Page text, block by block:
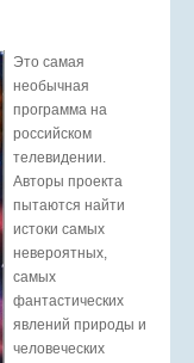
Это самая
необычная
программа на
российском
телевидении.
Авторы проекта
пытаются найти
истоки самых
невероятных,
самых
фантастических
явлений природы и
человеческих